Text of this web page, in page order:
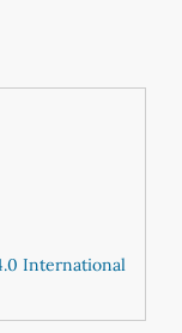
International